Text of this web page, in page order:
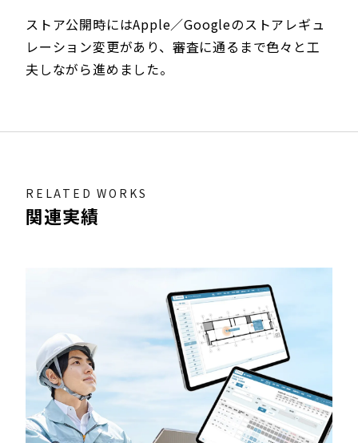
ストア公開時にはApple／Googleのストアレギュ
レーション変更があり、審査に通るまで色々と工
夫しながら進めました。
RELATED WORKS
関連実績